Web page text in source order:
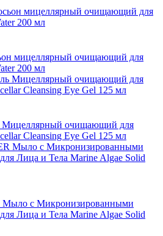
мицеллярный очищающий для
200 мл
Мицеллярный очищающий для
Cleansing Eye Gel 125 мл
Мыло с Микронизированными
Лица и Тела Marine Algae Solid